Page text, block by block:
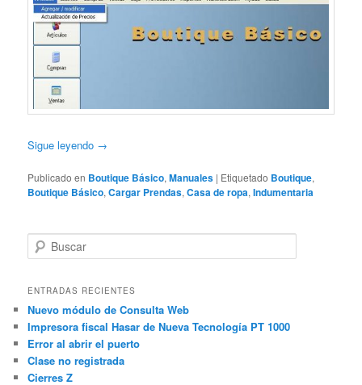
Sigue leyendo →
Publicado en Boutique Básico,Manuales | Etiquetado Boutique,
Boutique Básico,Cargar Prendas,Casa de ropa,Indumentaria
u
c
r
ENTRADAS RECIENTES
Nuevo módulo de Consulta Web
Impresora fiscal Hasar de Nueva Tecnología PT 1000
Error al abrir el puerto
Clase no registrada
Cierres Z